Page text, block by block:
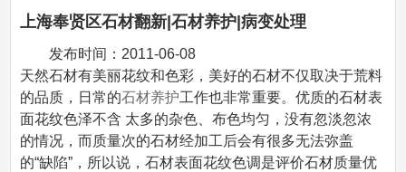
上海奉贤区石材翻新|石材养护|病变处理
发布时间： 2011-06-08
天然石材有美丽花纹和色彩，美好的石材不仅取决于荒料
的品质，日常的石材养护工作也非常重要。优质的石材表
面花纹色泽不含 太多的杂色、布色均匀，没有忽淡忽浓
的情况，而质量次的石材经加工后会有很多无法弥盖
的“缺陷”，所以说，石材表面花纹色调是评价石材质量优